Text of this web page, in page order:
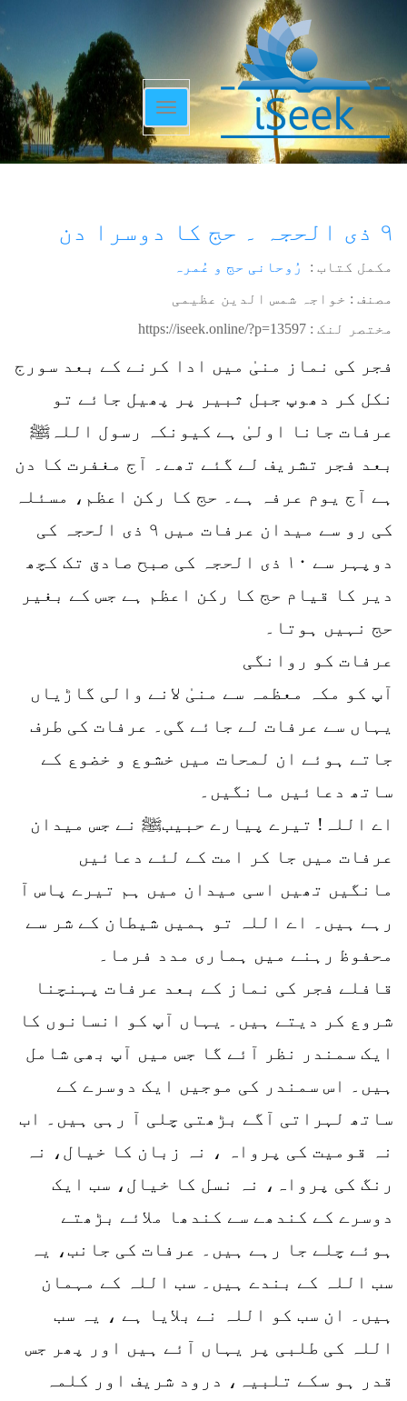
Toggle
navigation
۹ ذی الحجہ ۔ حج کا دوسرا دن
مکمل کتاب : رُوحانی حج و عُمرہ
مصنف : خواجہ شمس الدین عظیمی
مختصر لنک : https://iseek.online/?p=13597
فجر کی نماز منیٰ میں ادا کرنے کے بعد سورج
نکل کر دھوپ جبل ثبیر پر پھیل جائے تو
عرفات جانا اولیٰ ہے کیونکہ رسول اللہﷺ
بعد فجر تشریف لے گئے تھے۔ آج مغفرت کا دن
ہے آج یوم عرفہ ہے۔ حج کا رکن اعظم، مسئلہ
کی رو سے میدان عرفات میں ۹ ذی الحجہ کی
دوپہر سے ۱۰ ذی الحجہ کی صبح صادق تک کچھ
دیر کا قیام حج کا رکن اعظم ہے جس کے بغیر
حج نہیں ہوتا۔
عرفات کو روانگی
آپ کو مکہ معظمہ سے منیٰ لانے والی گاڑیاں
یہاں سے عرفات لے جائے گی۔ عرفات کی طرف
جاتے ہوئے ان لمحات میں خشوع و خضوع کے
ساتھ دعائیں مانگیں۔
اے اللہ! تیرے پیارے حبیبﷺ نے جس میدان
عرفات میں جا کر امت کے لئے دعائیں
مانگیں تھیں اسی میدان میں ہم تیرے پاس آ
رہے ہیں۔ اے اللہ تو ہمیں شیطان کے شر سے
محفوظ رہنے میں ہماری مدد فرما۔
قافلے فجر کی نماز کے بعد عرفات پہنچنا
شروع کر دیتے ہیں۔ یہاں آپ کو انسانوں کا
ایک سمندر نظر آئے گا جس میں آپ بھی شامل
ہیں۔ اس سمندر کی موجیں ایک دوسرے کے
ساتھ لہراتی آگے بڑھتی چلی آ رہی ہیں۔ اب
نہ قومیت کی پرواہ ، نہ زبان کا خیال، نہ
رنگ کی پرواہ، نہ نسل کا خیال، سب ایک
دوسرے کے کندھے سے کندھا ملائے بڑھتے
ہوئے چلے جا رہے ہیں۔ عرفات کی جانب، یہ
سب اللہ کے بندے ہیں۔ سب اللہ کے مہمان
ہیں۔ ان سب کو اللہ نے بلایا ہے ، یہ سب
اللہ کی طلبی پر یہاں آئے ہیں اور پھر جس
قدر ہو سکے تلبیہ، درود شریف اور کلمہ